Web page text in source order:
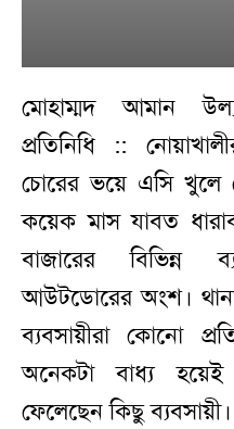
মোহাম্মদ আমান
প্রতিনিধি ::
চোরের ভয়ে এসি খুলে
কয়েক মাস যাবত
বাজারের বিভিন্ন
আউটডোরের অংশ।
ব্যবসায়ীরা কোনো
অনেকটা বাধ্য
ফেলেছেন কিছু ব্যবসায়ী।